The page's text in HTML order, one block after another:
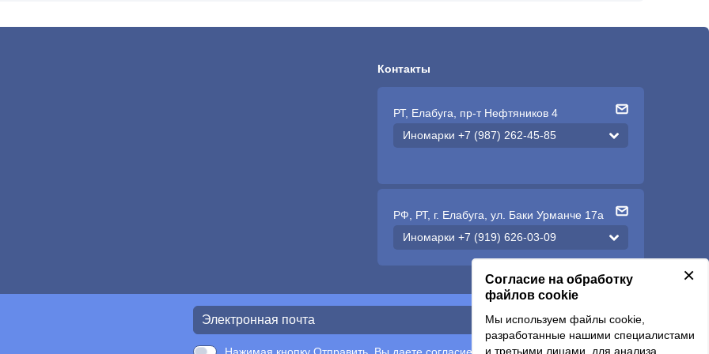
Контакты
РТ, Елабуга, пр-т Нефтяников 4
Иномарки +7 (987) 262-45-85
РФ, РТ, г. Елабуга, ул. Баки Урманче 17а
Иномарки +7 (919) 626-03-09
Подписаться
×
Согласие на обработку
файлов cookie
Мы используем файлы cookie,
разработанные нашими специалистами
и третьими лицами, для анализа